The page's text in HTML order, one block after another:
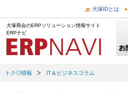
大塚IDとは
大塚商会のERPソリューション情報サイト
ERPナビ
トク◎情報 IT＆ビジネスコラム